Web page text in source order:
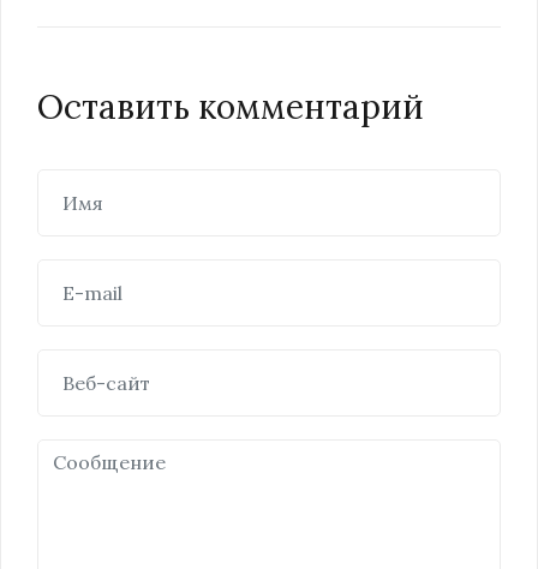
Оставить комментарий